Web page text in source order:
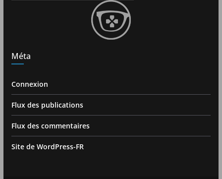
Méta
Connexion
Flux des publications
Flux des commentaires
Site de WordPress-FR